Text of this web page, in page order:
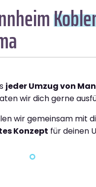
jeder Umzug von
wir dich gerne
wir gemeinsam mit
Konzept für deinen